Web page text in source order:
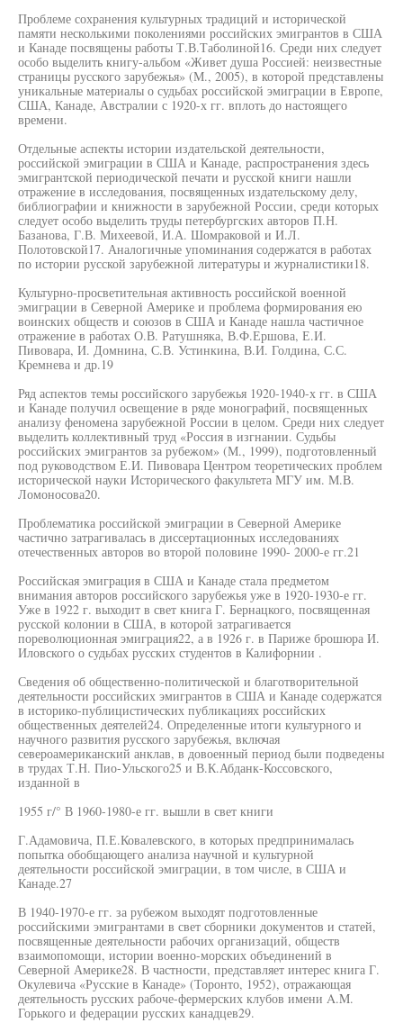
Проблеме сохранения культурных традиций и исторической
памяти несколькими поколениями российских эмигрантов в США
и Канаде посвящены работы Т.В.Таболиной16. Среди них следует
особо выделить книгу-альбом «Живет душа Россией: неизвестные
страницы русского зарубежья» (М., 2005), в которой представлены
уникальные материалы о судьбах российской эмиграции в Европе,
США, Канаде, Австралии с 1920-х гг. вплоть до настоящего
времени.
Отдельные аспекты истории издательской деятельности,
российской эмиграции в США и Канаде, распространения здесь
эмигрантской периодической печати и русской книги нашли
отражение в исследования, посвященных издательскому делу,
библиографии и книжности в зарубежной России, среди которых
следует особо выделить труды петербургских авторов П.Н.
Базанова, Г.В. Михеевой, И.А. Шомраковой и И.Л.
Полотовской17. Аналогичные упоминания содержатся в работах
по истории русской зарубежной литературы и журналистики18.
Культурно-просветительная активность российской военной
эмиграции в Северной Америке и проблема формирования ею
воинских обществ и союзов в США и Канаде нашла частичное
отражение в работах О.В. Ратушняка, В.Ф.Ершова, Е.И.
Пивовара, И. Домнина, С.В. Устинкина, В.И. Голдина, С.С.
Кремнева и др.19
Ряд аспектов темы российского зарубежья 1920-1940-х гг. в США
и Канаде получил освещение в ряде монографий, посвященных
анализу феномена зарубежной России в целом. Среди них следует
выделить коллективный труд «Россия в изгнании. Судьбы
российских эмигрантов за рубежом» (М., 1999), подготовленный
под руководством Е.И. Пивовара Центром теоретических проблем
исторической науки Исторического факультета МГУ им. М.В.
Ломоносова20.
Проблематика российской эмиграции в Северной Америке
частично затрагивалась в диссертационных исследованиях
отечественных авторов во второй половине 1990- 2000-е гг.21
Российская эмиграция в США и Канаде стала предметом
внимания авторов российского зарубежья уже в 1920-1930-е гг.
Уже в 1922 г. выходит в свет книга Г. Бернацкого, посвященная
русской колонии в США, в которой затрагивается
пореволюционная эмиграция22, а в 1926 г. в Париже брошюра И.
Иловского о судьбах русских студентов в Калифорнии .
Сведения об общественно-политической и благотворительной
деятельности российских эмигрантов в США и Канаде содержатся
в историко-публицистических публикациях российских
общественных деятелей24. Определенные итоги культурного и
научного развития русского зарубежья, включая
североамериканский анклав, в довоенный период были подведены
в трудах Т.Н. Пио-Ульского25 и В.К.Абданк-Коссовского,
изданной в
1955 г/° В 1960-1980-е гг. вышли в свет книги
Г.Адамовича, П.Е.Ковалевского, в которых предпринималась
попытка обобщающего анализа научной и культурной
деятельности российской эмиграции, в том числе, в США и
Канаде.27
В 1940-1970-е гг. за рубежом выходят подготовленные
российскими эмигрантами в свет сборники документов и статей,
посвященные деятельности рабочих организаций, обществ
взаимопомощи, истории военно-морских объединений в
Северной Америке28. В частности, представляет интерес книга Г.
Окулевича «Русские в Канаде» (Торонто, 1952), отражающая
деятельность русских рабоче-фермерских клубов имени A.M.
Горького и федерации русских канадцев29.